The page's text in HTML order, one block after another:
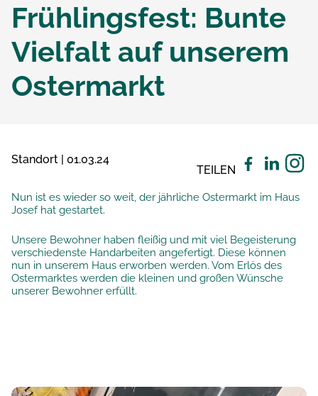
Frühlingsfest: Bunte
Vielfalt auf unserem
Ostermarkt
Standort | 01.03.24
TEILEN
Nun ist es wieder so weit, der jährliche Ostermarkt im Haus
Josef hat gestartet.
Unsere Bewohner haben fleißig und mit viel Begeisterung
verschiedenste Handarbeiten angefertigt. Diese können
nun in unserem Haus erworben werden. Vom Erlös des
Ostermarktes werden die kleinen und großen Wünsche
unserer Bewohner erfüllt.